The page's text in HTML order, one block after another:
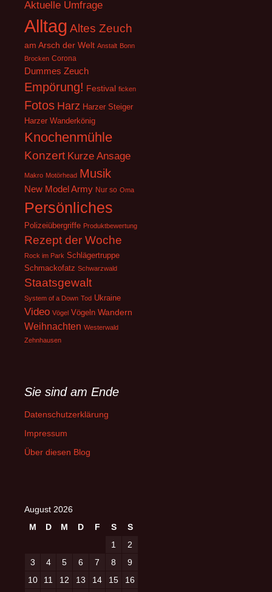
Aktuelle Umfrage
Alltag Altes Zeuch
am Arsch der Welt Anstalt Bonn
Brocken Corona
Dummes Zeuch
Empörung! Festival ficken
Fotos Harz Harzer Steiger
Harzer Wanderkönig
Knochenmühle
Konzert Kurze Ansage
Makro Motörhead Musik
New Model Army Nur so Oma
Persönliches
Polizeiübergriffe Produktbewertung
Rezept der Woche
Rock im Park Schlägertruppe
Schmackofatz Schwarzwald
Staatsgewalt
System of a Down Tod Ukraine
Video Vögel Vögeln Wandern
Weihnachten Westerwald
Zehnhausen
Sie sind am Ende
Datenschutzerklärung
Impressum
Über diesen Blog
August 2026
M
D M D F S
S
1
2
3
4 5 6 7 8
9
10
11 12 13 14 15 16